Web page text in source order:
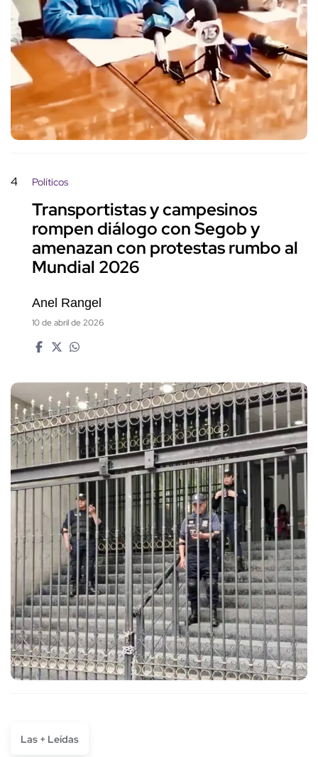
4 Políticos
Transportistas y campesinos
rompen diálogo con Segob y
amenazan con protestas rumbo al
Mundial 2026
Anel Rangel
10 de abril de 2026
Las + Leídas